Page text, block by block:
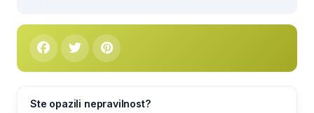
Ste opazili nepravilnost?